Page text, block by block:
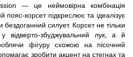
— це неймовірна комбінація
пояс-корсет підкреслює та ідеалізує
бездоганний силует. Корсет не тільки
у відверто-збуджувальний лук, а й
фігуру схожою на пісочний
зробити акцент на стегнах та